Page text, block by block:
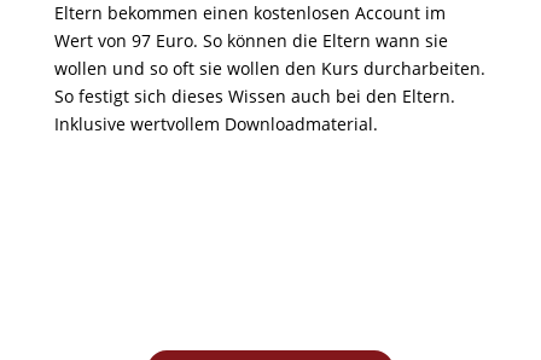
Eltern bekommen einen kostenlosen Account im
Wert von 97 Euro. So können die Eltern wann sie
wollen und so oft sie wollen den Kurs durcharbeiten.
So festigt sich dieses Wissen auch bei den Eltern.
Inklusive wertvollem Downloadmaterial.